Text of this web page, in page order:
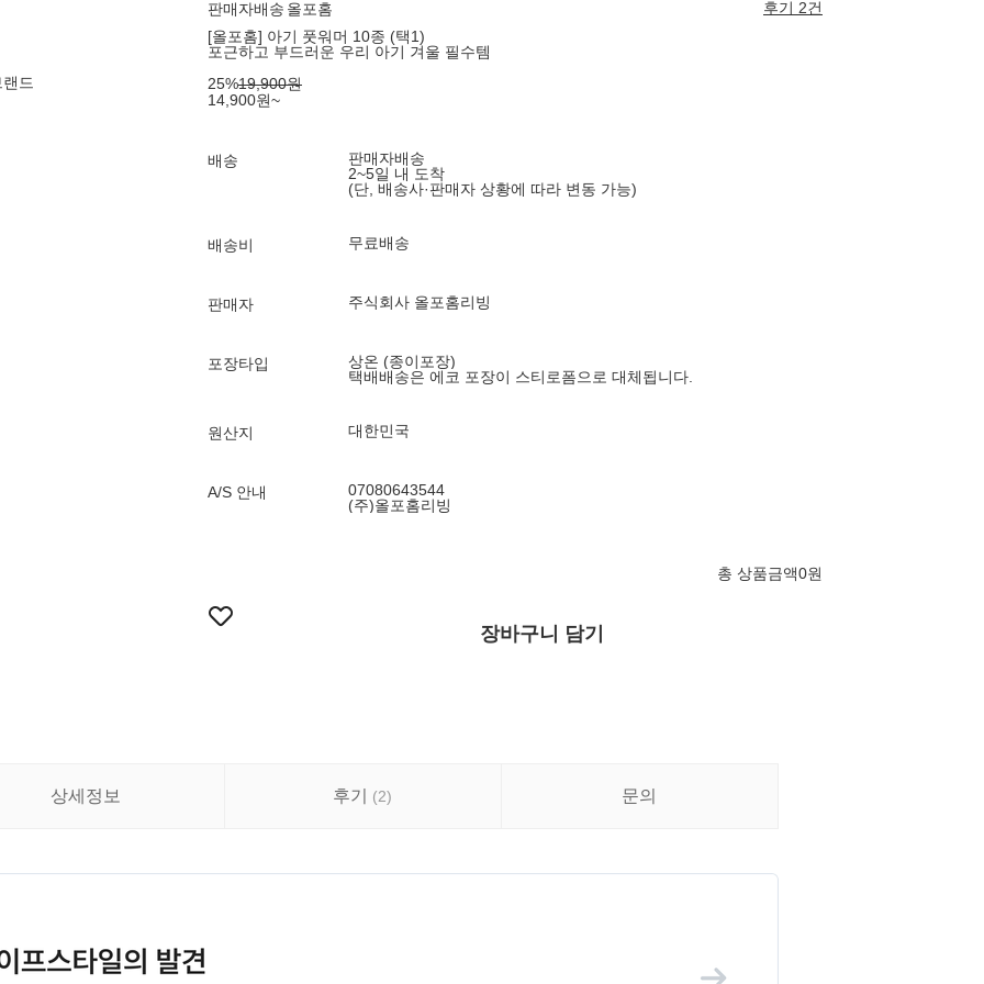
드
판매자배송 올포홈
후기 2건
[올포홈] 아기 풋워머 10종 (택1)
포근하고 부드러운 우리 아기 겨울 필수템
25%19,900원
14,900원~
배송
판매자배송
2~5일 내 도착
(단, 배송사·판매자 상황에 따라 변동 가능)
배송비 무료배송
판매자 주식회사 올포홈리빙
포장타입
상온 (종이포장)
택배배송은 에코 포장이 스티로폼으로 대체됩니다.
원산지 대한민국
A/S 안내
07080643544
(주)올포홈리빙
총 상품금액0원
장바구니 담기
상세정보 후기 (2) 문의